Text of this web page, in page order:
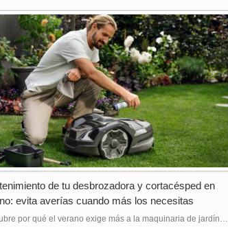
de tu desbrozadora y cortacésped en
evita averías cuando más los necesitas
por qué el verano exige más a la maquinaria de jardín…